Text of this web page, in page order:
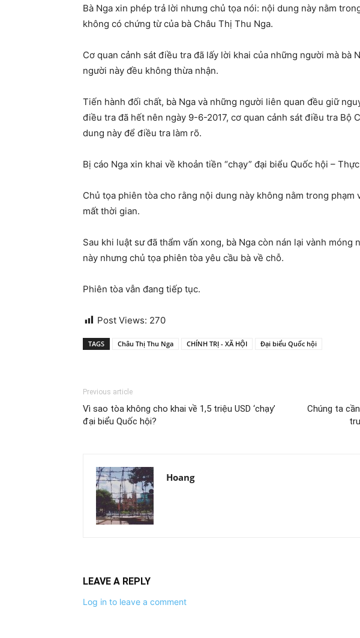
Bà Nga xin phép trả lời nhưng chủ tọa nói: nội dung này nằm
không có chứng từ của bà Châu Thị Thu Nga.
Cơ quan cảnh sát điều tra đã lấy lời khai của những người mà bà
người này đều không thừa nhận.
Tiến hành đối chất, bà Nga và những người liên quan đều giữ
điều tra đã hết nên ngày 9-6-2017, cơ quan cảnh sát điều tra Bộ
dung này để điều tra làm rõ.
Bị cáo Nga xin khai về khoản tiền “chạy” đại biểu Quốc hội –
Chủ tọa phiên tòa cho rằng nội dung này không nằm trong phạm
mất thời gian.
Sau khi luật sư đã thẩm vấn xong, bà Nga còn nán lại vành móng
này nhưng chủ tọa phiên tòa yêu cầu bà về chỗ.
Phiên tòa vẫn đang tiếp tục.
Post Views: 270
TAGS Châu Thị Thu Nga CHÍNH TRỊ - XÃ HỘI Đại biểu Quốc hội
Previous article
Vì sao tòa không cho khai về 1,5 triệu USD ‘chạy’
đại biểu Quốc hội?
Chúng ta
Hoang
LEAVE A REPLY
Log in to leave a comment